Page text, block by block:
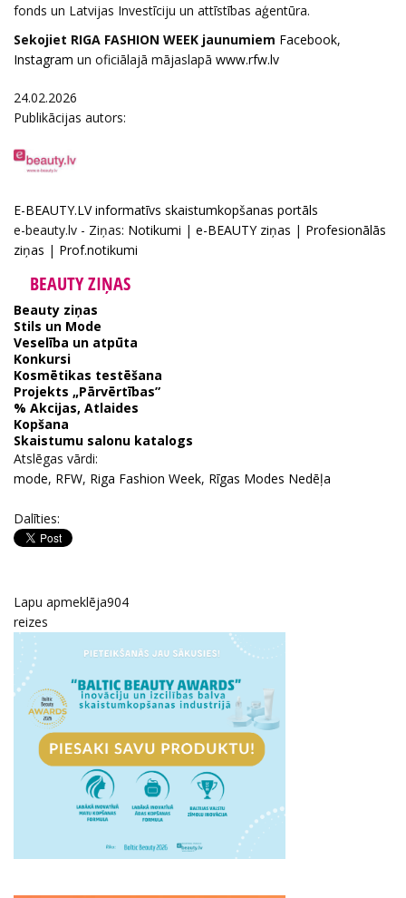
fonds un Latvijas Investīciju un attīstības aģentūra.
Sekojiet RIGA FASHION WEEK jaunumiem Facebook,
Instagram un oficiālajā mājaslapā www.rfw.lv
24.02.2026
Publikācijas autors:
E-BEAUTY.LV informatīvs skaistumkopšanas portāls
e-beauty.lv - Ziņas: Notikumi | e-BEAUTY ziņas | Profesionālās
ziņas | Prof.notikumi
BEAUTY ZIŅAS
Beauty ziņas
Stils un Mode
Veselība un atpūta
Konkursi
Kosmētikas testēšana
Projekts „Pārvērtības”
% Akcijas, Atlaides
Kopšana
Skaistumu salonu katalogs
Atslēgas vārdi:
mode, RFW, Riga Fashion Week, Rīgas Modes Nedēļa
Dalīties:
Lapu apmeklēja904
reizes